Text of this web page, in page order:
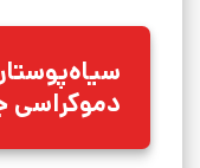
دموکراسی